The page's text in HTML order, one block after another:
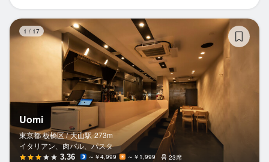
1 / 17
Uomi
東京都 板橋区 / 大山駅 273m
イタリアン、肉バル、パスタ
3.36 ～￥4,999 ～￥1,999 23席